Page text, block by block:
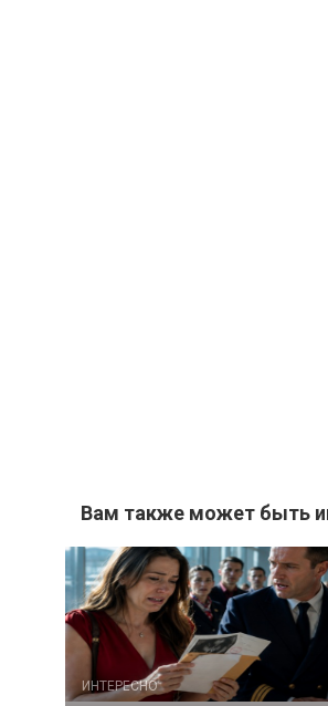
Вам также может быть
ИНТЕРЕСНО